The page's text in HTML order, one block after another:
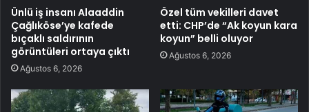
Ünlü iş insanı Alaaddin
Çağlıköse’ye kafede
bıçaklı saldırının
görüntüleri ortaya çıktı
Ağustos 6, 2026
Özel tüm vekilleri davet
etti: CHP’de “Ak koyun kara
koyun” belli oluyor
Ağustos 6, 2026